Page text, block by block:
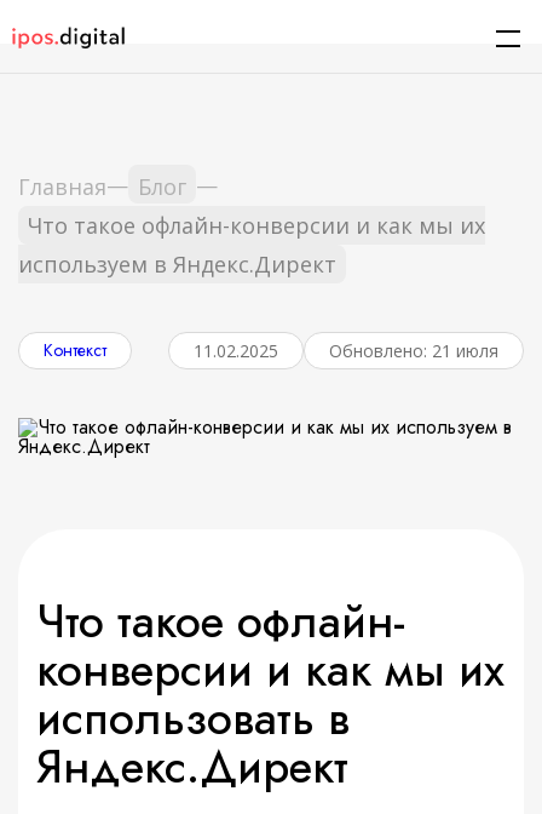
Главная— Блог —
Что такое офлайн-конверсии и как мы их
используем в Яндекс.Директ
Контекст 11.02.2025 Обновлено: 21 июля
Что такое офлайн-
конверсии и как мы их
использовать в
Яндекс.Директ